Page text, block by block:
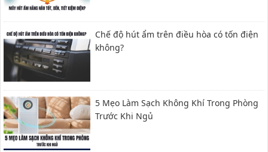
Chế độ hút ẩm trên điều hòa có tốn điện
không?
5 Mẹo Làm Sạch Không Khí Trong Phòng
Trước Khi Ngủ